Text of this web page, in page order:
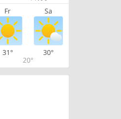
Fr Sa
31°
20°
30°